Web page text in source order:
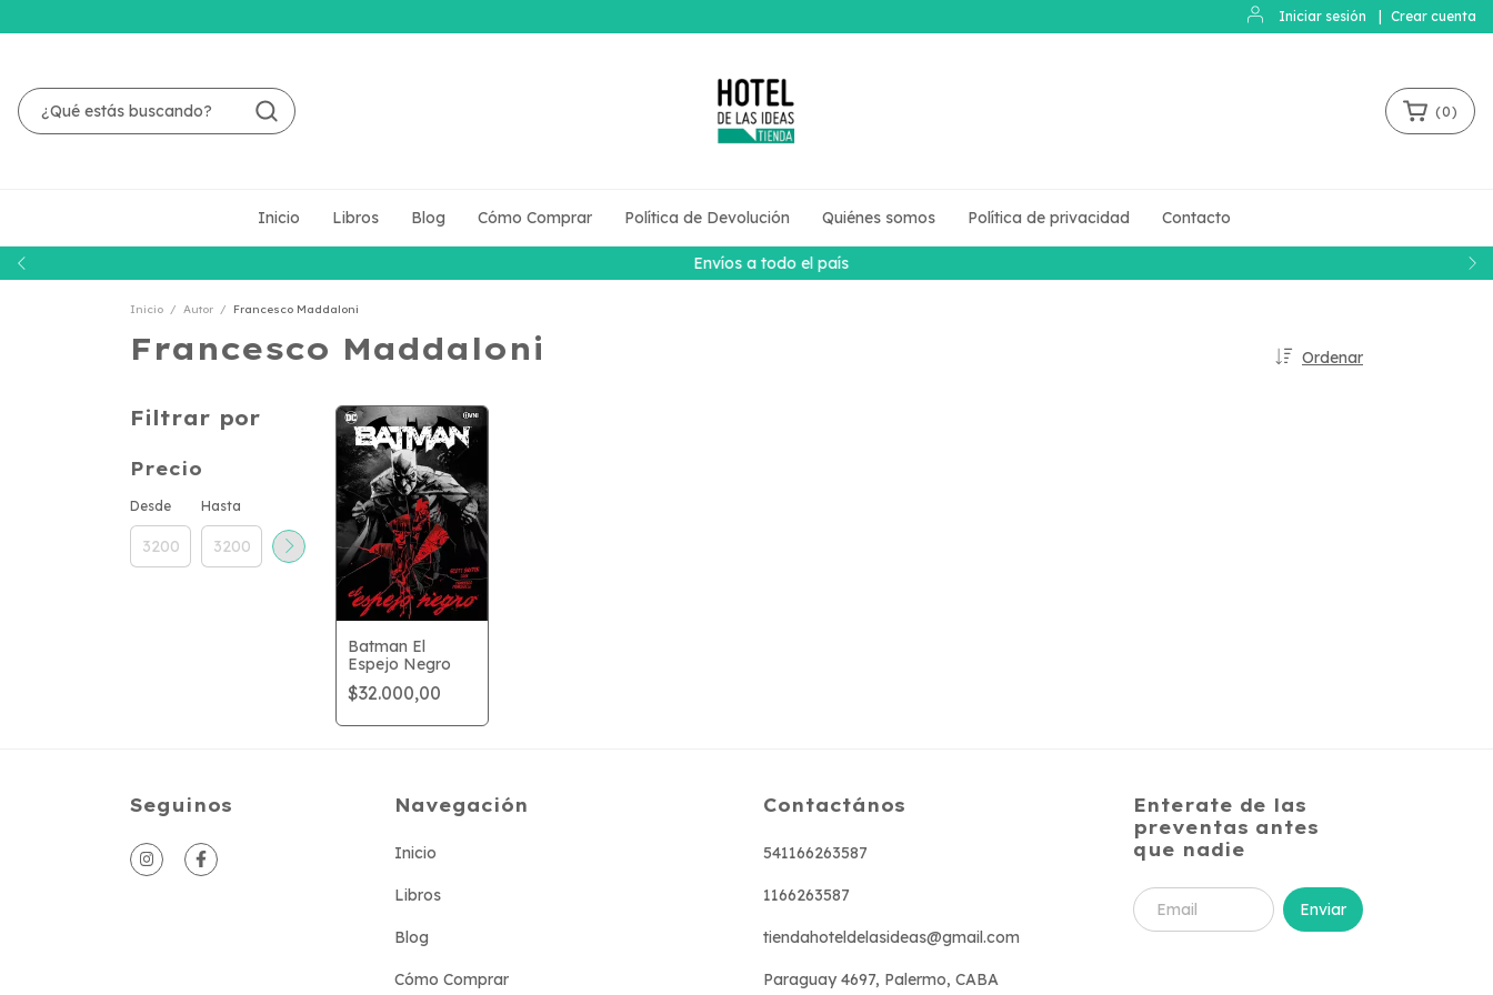
Iniciar sesión Crear cuenta
Envíos a todo el país
(0)
Inicio Libros Blog Cómo Comprar Política de Devolución Quiénes somos Política de privacidad Contacto
Inicio / Autor / Francesco Maddaloni
Francesco Maddaloni Ordenar
Filtrar por
Precio
Desde Hasta
Batman El
Espejo Negro
$32.000,00
Seguinos Navegación
Inicio
Libros
Blog
Cómo Comprar
Contactános
541166263587
1166263587
tiendahoteldelasideas@gmail.com
Paraguay 4697, Palermo, CABA
Enterate de las
preventas antes
que nadie